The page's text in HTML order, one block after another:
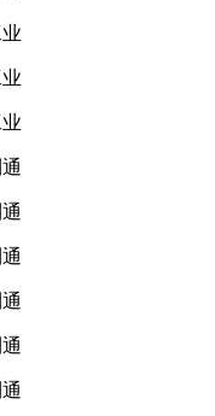
业
业
业
通
通
通
通
通
通